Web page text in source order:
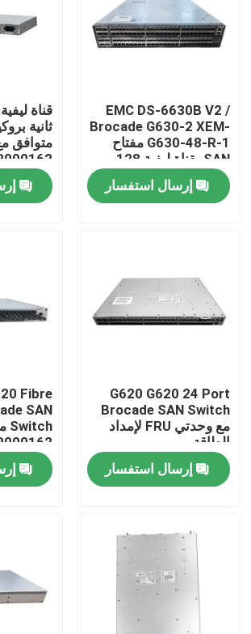
مسكن
جولة في المعمل
اتصل بنا
أخبار
وحدة بصرية 400G/800G
EMC DS-6630B V2 /
Brocade G630-2 XEM-
G630-48-R-1 مفتاح
SAN بقناة ليفية 128
منفذًا بسعة 128 جيجابت
2U
إرسال استفسار
G620 G620 24 Port
Brocade SAN Switch
مع وحدتي FRU لإمداد
الطاقة
إرسال استفسار
Fibre
SAN
\